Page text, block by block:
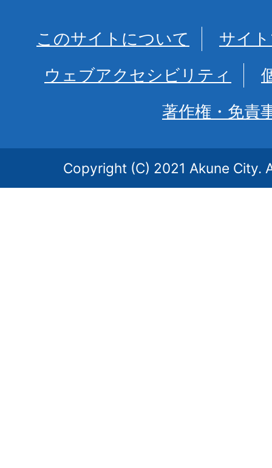
このサイトについて
サイ
ウェブアクセシビリティ
著作権・免責
Copyright (C) 2021 Akune City.